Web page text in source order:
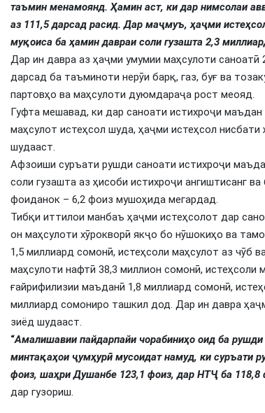
таъмин менамоянд. Ҳамин аст, ки дар нимсолаи
аз 111,5 дарсад расид. Дар маҷмуъ, ҳаҷми
муқоиса ба ҳамин давраи соли гузашта 2,3
Дар ин давра аз ҳаҷми умумии маҳсулоти саноатӣ
дарсад ба таъминоти нерӯи барқ, газ, буғ ва
партовҳо ва маҳсулоти дуюмдараҷа рост меояд.
Гуфта мешавад, ки дар саноати истихроҷи
маҳсулот истеҳсол шуда, ҳаҷми истеҳсол
шудааст.
Афзоиши суръати рушди саноати истихроҷи
соли гузашта аз ҳисоби истихроҷи ангиштисанг
фоиданок – 6,2 фоиз мушоҳида мегардад.
Тибқи иттилои манбаъ ҳаҷми истеҳсолот дар
он маҳсулоти хӯрокворӣ якҷо бо нӯшокиҳо ва
1,5 миллиард сомонӣ, истеҳсоли маҳсулот аз чӯб
маҳсулоти нафтӣ 38,3 миллион сомонӣ, истеҳсоли
ғайрифилизии маъданӣ 1,8 миллиард сомонӣ,
миллиард сомониро ташкил дод. Дар ин давра
зиёд шудааст.
“Амалишавии пайдарпайи чорабиниҳо оид ба
минтақаҳои ҷумҳурӣ мусоидат намуд, ки суръати
фоиз, шаҳри Душанбе 123,1 фоиз, дар НТҶ ба
дар гузориш.